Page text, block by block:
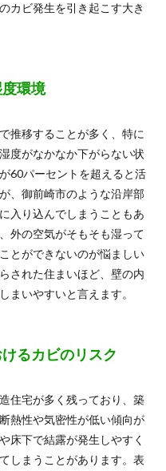
カビ発生を引き起こす大き
環境
推移することが多く、特に
度がなかなか下がらない状
60パーセントを超えると活
、御前崎市のような沿岸部
入り込んでしまうこともあ
外の空気がそもそも湿って
とができないのが悩ましい
された住まいほど、壁の内
まいやすいと言えます。
るカビのリスク
住宅が多く残っており、築
熱性や気密性が低い傾向が
床下で結露が発生しやすく
しまうことがあります。表